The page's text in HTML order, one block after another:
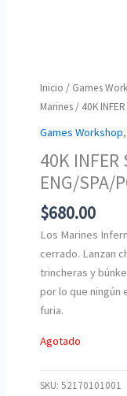
Inicio / Games
Marines / 40K
Games Workshop
40K INFER
ENG/SPA/
$680.00
Los Marines
cerrado. Lanzan
trincheras y
por lo que ningún
furia.
Agotado
SKU:52170101001